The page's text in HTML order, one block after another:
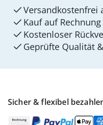
Sicher & flexibel
Versandkostenfrei
Kauf auf
Kostenloser
Geprüfte Qualität